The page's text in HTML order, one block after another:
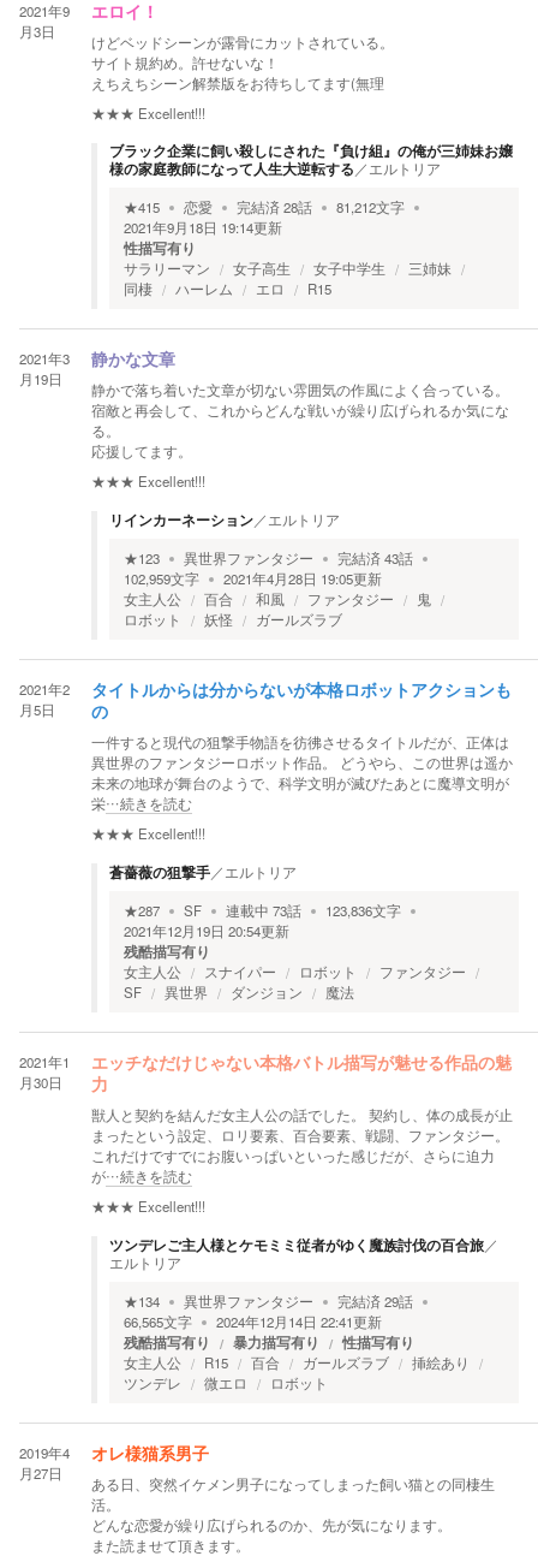
2021年9
月3日
エロイ！
けどベッドシーンが露骨にカットされている。
サイト規約め。許せないな！
えちえちシーン解禁版をお待ちしてます(無理
★★★ Excellent!!!
ブラック企業に飼い殺しにされた『負け組』の俺が三姉妹お嬢
様の家庭教師になって人生大逆転する ／エルトリア
★415 恋愛 完結済28話 81,212文字
2021年9月18日 19:14更新
性描写有り
サラリーマン 女子高生 女子中学生
三姉妹
同棲
ハーレム エロ R15
2021年3
月19日
静かな文章
静かで落ち着いた文章が切ない雰囲気の作風によく合っている。
宿敵と再会して、これからどんな戦いが繰り広げられるか気にな
る。
応援してます。
★★★ Excellent!!!
リインカーネーション／エルトリア
★123 異世界ファンタジー 完結済43話
102,959文字 2021年4月28日 19:05更新
女主人公
百合 和風 ファンタジー
鬼
ロボット
妖怪 ガールズラブ
2021年2
月5日
タイトルからは分からないが本格ロボットアクションも
の
一件すると現代の狙撃手物語を彷彿させるタイトルだが、正体は
異世界のファンタジーロボット作品。 どうやら、この世界は遥か
未来の地球が舞台のようで、科学文明が滅びたあとに魔導文明が
栄…続きを読む
★★★ Excellent!!!
蒼薔薇の狙撃手／エルトリア
★287 SF 連載中 73話 123,836文字
2021年12月19日 20:54更新
残酷描写有り
女主人公 スナイパー ロボット
ファンタジー
SF
異世界 ダンジョン 魔法
2021年1
月30日
エッチなだけじゃない本格バトル描写が魅せる作品の魅
力
獣人と契約を結んだ女主人公の話でした。 契約し、体の成長が止
まったという設定、ロリ要素、百合要素、戦闘、ファンタジー。
これだけですでにお腹いっぱいといった感じだが、さらに迫力
が…続きを読む
★★★ Excellent!!!
ツンデレご主人様とケモミミ従者がゆく魔族討伐の百合旅／
エルトリア
★134 異世界ファンタジー 完結済29話
66,565文字 2024年12月14日 22:41更新
残酷描写有り 暴力描写有り 性描写有り
女主人公 R15 百合 ガールズラブ
挿絵あり
ツンデレ
微エロ ロボット
2019年4
月27日
オレ様猫系男子
ある日、突然イケメン男子になってしまった飼い猫との同棲生
活。
どんな恋愛が繰り広げられるのか、先が気になります。
また読ませて頂きます。